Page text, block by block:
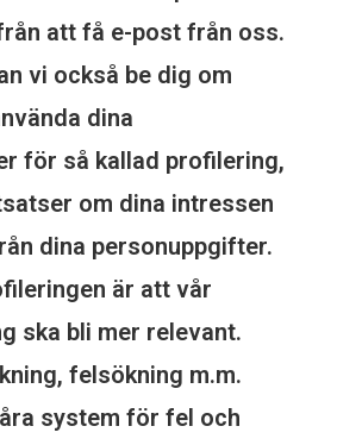
att få e-post från oss.
vi också be dig om
dina
för så kallad profilering,
om dina intressen
dina personuppgifter.
är att vår
ska bli mer relevant.
felsökning m.m.
system för fel och